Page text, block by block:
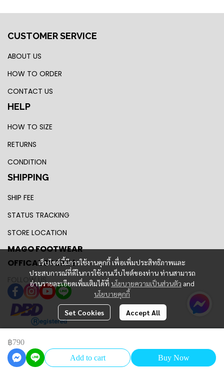
฿790
Add to cart
Buy Now
เว็บไซต์นี้มีการใช้งานคุกกี้ เพื่อเพิ่มประสิทธิภาพและ
ประสบการณ์ที่ดีในการใช้งานเว็บไซต์ของท่าน ท่านสามารถ
อ่านรายละเอียดเพิ่มเติมได้ที่ นโยบายความเป็นส่วนตัว and
นโยบายคุกกี้
Set Cookies Accept All
CUSTOMER SERVICE
ABOUT US
HOW TO ORDER
CONTACT US
HELP
HOW TO SIZE
RETURNS
CONDITION
SHIPPING
SHIP FEE
STATUS TRACKING
STORE LOCATION
MAGO FOOTWEAR
OFFICAL STORE !
FOLLOW US
Copyright 2024 | All Rights Reserved | MAGO FOOTWEAR
Powered By MakeWebEasy